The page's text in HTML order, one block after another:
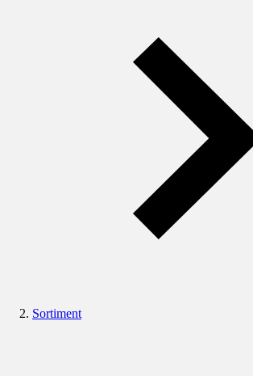
Sortiment